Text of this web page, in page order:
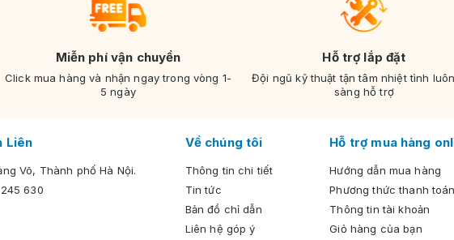
Miễn phí vận chuyển
Click mua hàng và nhận ngay trong vòng 1-
5 ngày
Hỗ trợ lắp đặt
Đội ngũ kỹ thuật tận tâm nhiệt tình
sàng hỗ trợ
Liên
Võ, Thành phố Hà Nội.
630
Về chúng tôi
Thông tin chi tiết
Tin tức
Bản đồ chỉ dẫn
Liên hệ góp ý
Hỗ trợ mua hàng
Hướng dẫn mua hàng
Phương thức thanh toán
Thông tin tài khoản
Giỏ hàng của bạn